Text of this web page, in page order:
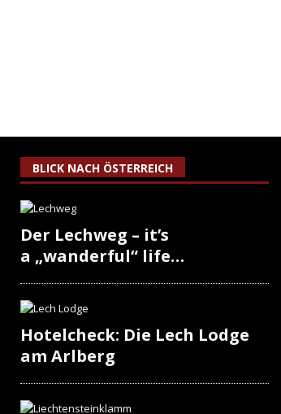
BLICK NACH ÖSTERREICH
Der Lechweg – it’s
a „wanderful“ life…
Hotelcheck: Die Lech Lodge
am Arlberg